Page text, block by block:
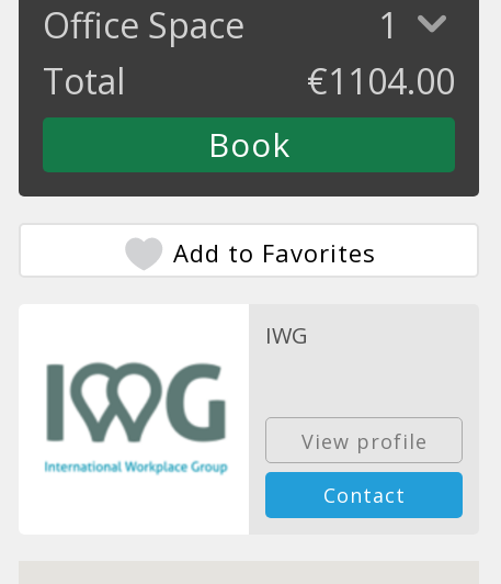
Office Space
1
Total
€1104.00
Add to Favorites
IWG
View profile
Contact